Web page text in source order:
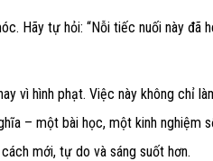
Hãy tự hỏi: “Nỗi tiếc nuối này đã
vì hình phạt. Việc này không chỉ
– một bài học, một kinh nghiệm
mới, tự do và sáng suốt hơn.